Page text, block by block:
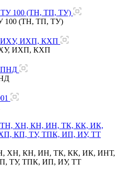
100 (ТН, ТП, ТУ)
ИХУ, ИХП, КХП
ТН, ХН, КН, ИН, ТК, КК, ИК, ИНТ,
ТУ, ТПК, ИП, ИУ, ТТ